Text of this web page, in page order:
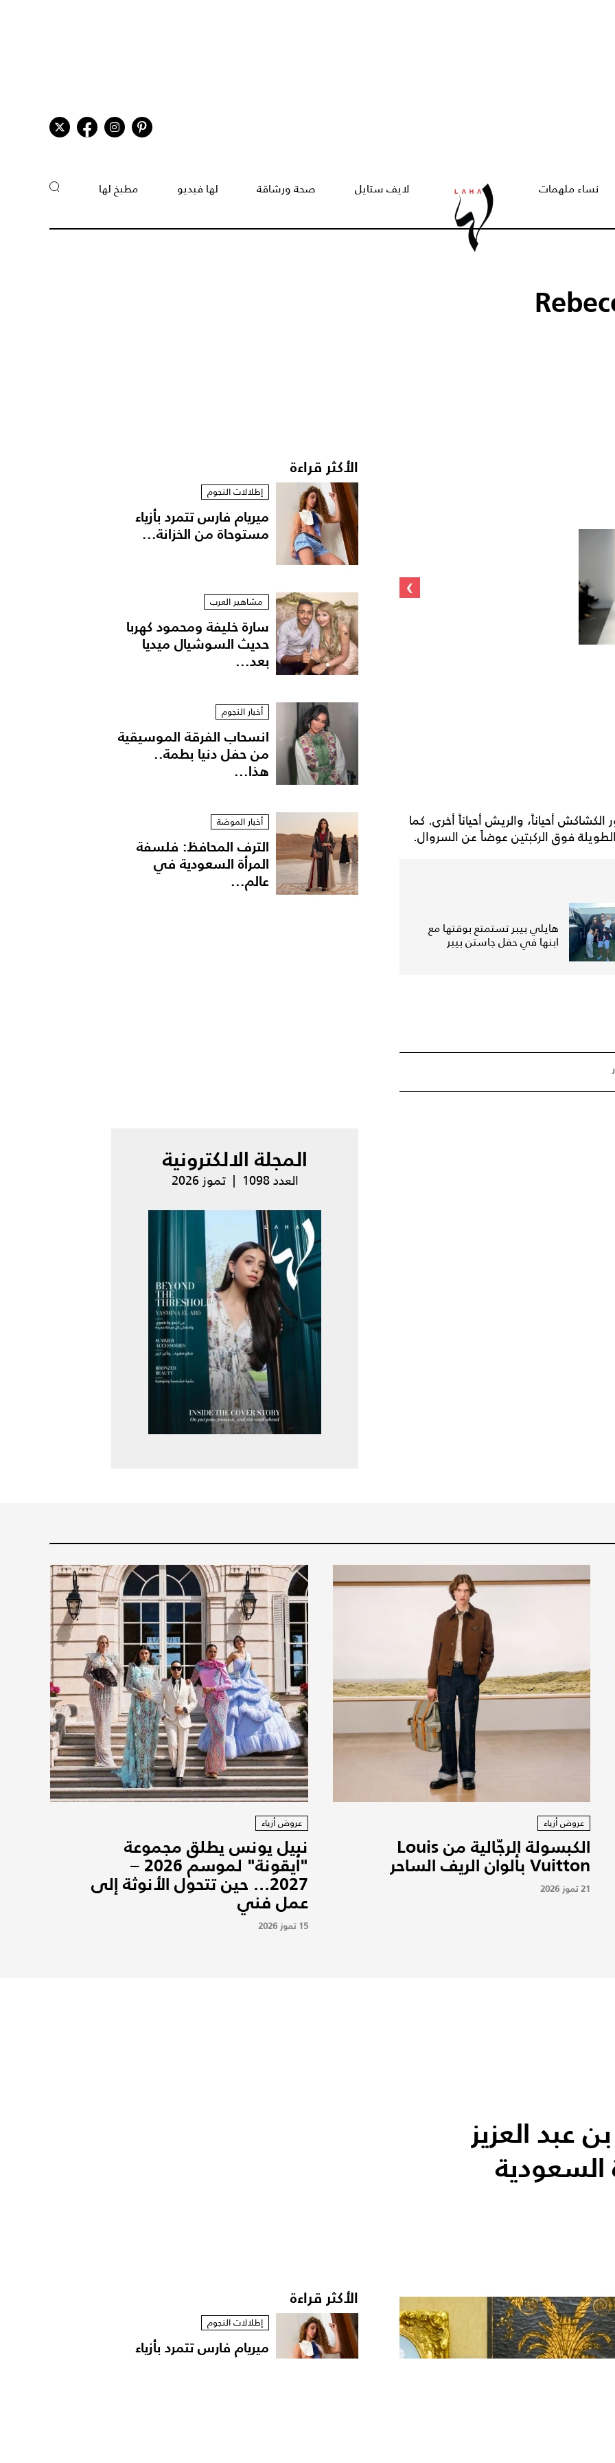
نساء ملهمات لايف ستايل صحة ورشاقة لها فيديو مطبخ لها
›
أحياناً، والريش أحياناً أخرى. كما
فوق الركبتين عوضاً عن السروال.
هايلي بيبر تستمتع بوقتها مع
ابنها في حفل جاستن بيبر
الأكثر قراءة
إطلالات النجوم
ميريام فارس تتمرد بأزياء
مستوحاة من الخزانة...
مشاهير العرب
سارة خليفة ومحمود كهربا
حديث السوشيال ميديا
بعد...
أخبار النجوم
انسحاب الفرقة الموسيقية
من حفل دنيا بطمة..
هذا...
أخبار الموضة
الترف المحافظ: فلسفة
المرأة السعودية في
عالم...
المجلة الالكترونية
العدد 1098 | تموز 2026
عروض أزياء
الكبسولة الرجّالية من Louis
Vuitton بألوان الريف الساحر
21 تموز 2026
عروض أزياء
نبيل يونس يطلق مجموعة
"أيقونة" لموسم 2026 –
2027... حين تتحول الأنوثة إلى
عمل فني
15 تموز 2026
عبد العزيز
الأكثر قراءة
إطلالات النجوم
ميريام فارس تتمرد بأزياء
مستوحاة من الخزانة...